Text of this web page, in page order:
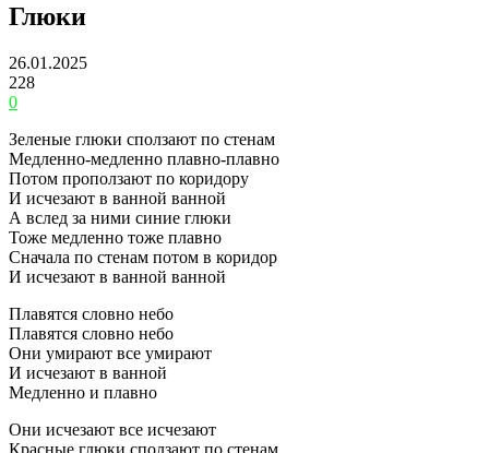
Глюки
26.01.2025
228
0
Зеленые глюки сползают по стенам
Медленно-медленно плавно-плавно
Потом проползают по коридору
И исчезают в ванной ванной
А вслед за ними синие глюки
Тоже медленно тоже плавно
Сначала по стенам потом в коридор
И исчезают в ванной ванной
Плавятся словно небо
Плавятся словно небо
Они умирают все умирают
И исчезают в ванной
Медленно и плавно
Они исчезают все исчезают
Красные глюки сползают по стенам